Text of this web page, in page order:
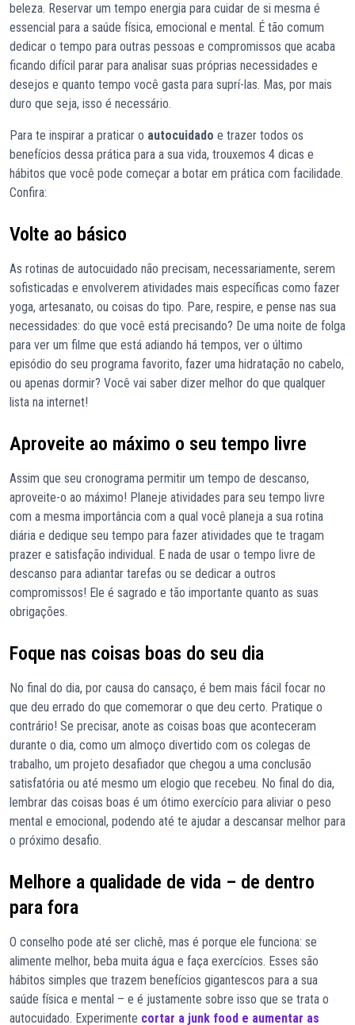
beleza. Reservar um tempo energia para cuidar de si mesma é
essencial para a saúde física, emocional e mental. É tão comum
dedicar o tempo para outras pessoas e compromissos que acaba
ficando difícil parar para analisar suas próprias necessidades e
desejos e quanto tempo você gasta para suprí-las. Mas, por mais
duro que seja, isso é necessário.
Para te inspirar a praticar o autocuidado e trazer todos os
benefícios dessa prática para a sua vida, trouxemos 4 dicas e
hábitos que você pode começar a botar em prática com facilidade.
Confira:
Volte ao básico
As rotinas de autocuidado não precisam, necessariamente, serem
sofisticadas e envolverem atividades mais específicas como fazer
yoga, artesanato, ou coisas do tipo. Pare, respire, e pense nas sua
necessidades: do que você está precisando? De uma noite de folga
para ver um filme que está adiando há tempos, ver o último
episódio do seu programa favorito, fazer uma hidratação no cabelo,
ou apenas dormir? Você vai saber dizer melhor do que qualquer
lista na internet!
Aproveite ao máximo o seu tempo livre
Assim que seu cronograma permitir um tempo de descanso,
aproveite-o ao máximo! Planeje atividades para seu tempo livre
com a mesma importância com a qual você planeja a sua rotina
diária e dedique seu tempo para fazer atividades que te tragam
prazer e satisfação individual. E nada de usar o tempo livre de
descanso para adiantar tarefas ou se dedicar a outros
compromissos! Ele é sagrado e tão importante quanto as suas
obrigações.
Foque nas coisas boas do seu dia
No final do dia, por causa do cansaço, é bem mais fácil focar no
que deu errado do que comemorar o que deu certo. Pratique o
contrário! Se precisar, anote as coisas boas que aconteceram
durante o dia, como um almoço divertido com os colegas de
trabalho, um projeto desafiador que chegou a uma conclusão
satisfatória ou até mesmo um elogio que recebeu. No final do dia,
lembrar das coisas boas é um ótimo exercício para aliviar o peso
mental e emocional, podendo até te ajudar a descansar melhor para
o próximo desafio.
Melhore a qualidade de vida – de dentro
para fora
O conselho pode até ser clichê, mas é porque ele funciona: se
alimente melhor, beba muita água e faça exercícios. Esses são
hábitos simples que trazem benefícios gigantescos para a sua
saúde física e mental – e é justamente sobre isso que se trata o
autocuidado. Experimente cortar a junk food e aumentar as